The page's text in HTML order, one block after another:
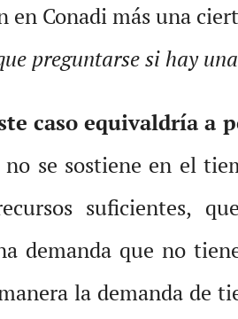
en Conadi más una
preguntarse si hay
caso equivaldría a
se sostiene en el
suficientes,
demanda que no
la demanda de